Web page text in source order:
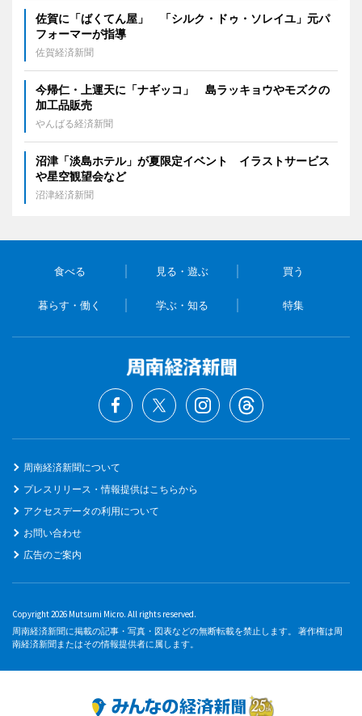
佐賀に「ばくてん屋」 「シルク・ドゥ・ソレイユ」元パ
フォーマーが指導
佐賀経済新聞
今帰仁・上運天に「ナギッコ」 島ラッキョウやモズクの
加工品販売
やんばる経済新聞
沼津「淡島ホテル」が夏限定イベント イラストサービス
や星空観望会など
沼津経済新聞
食べる 見る・遊ぶ 買う
暮らす・働く 学ぶ・知る 特集
周南経済新聞について
プレスリリース・情報提供はこちらから
アクセスデータの利用について
お問い合わせ
広告のご案内
Copyright 2026 Mutsumi Micro. All rights reserved.
周南経済新聞に掲載の記事・写真・図表などの無断転載を禁止します。 著作権は周
南経済新聞またはその情報提供者に属します。